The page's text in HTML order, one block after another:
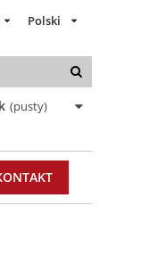
Polski
(pusty)